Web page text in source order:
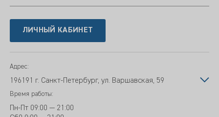
ЛИЧНЫЙ КАБИНЕТ
Адрес:
196191 г. Санкт-Петербург, ул. Варшавская, 59
Время работы:
Пн-Пт 09:00 — 21:00